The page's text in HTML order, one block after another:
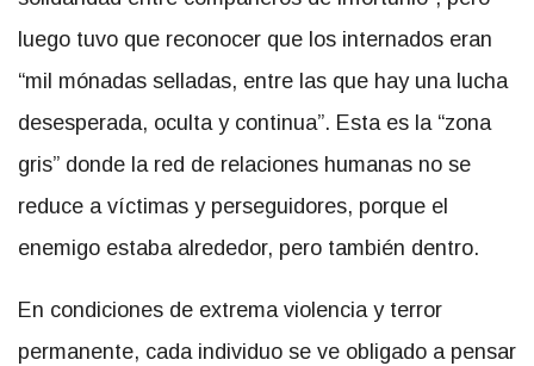
luego tuvo que reconocer que los internados eran
“mil mónadas selladas, entre las que hay una lucha
desesperada, oculta y continua”. Esta es la “zona
gris” donde la red de relaciones humanas no se
reduce a víctimas y perseguidores, porque el
enemigo estaba alrededor, pero también dentro.
En condiciones de extrema violencia y terror
permanente, cada individuo se ve obligado a pensar